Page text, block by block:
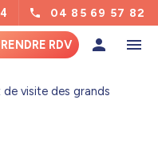
04 85 69 57 82
RDV
de visite des grands